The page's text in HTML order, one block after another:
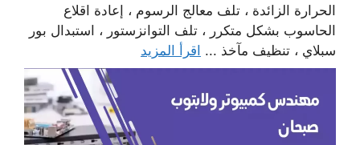
الحرارة الزائدة ، تلف معالج الرسوم ، إعادة اقلاع
الحاسوب بشكل متكرر ، تلف التوانزستور ، استبدال بور
سبلاي ، تنظيف مآخذ ... اقرأ المزيد